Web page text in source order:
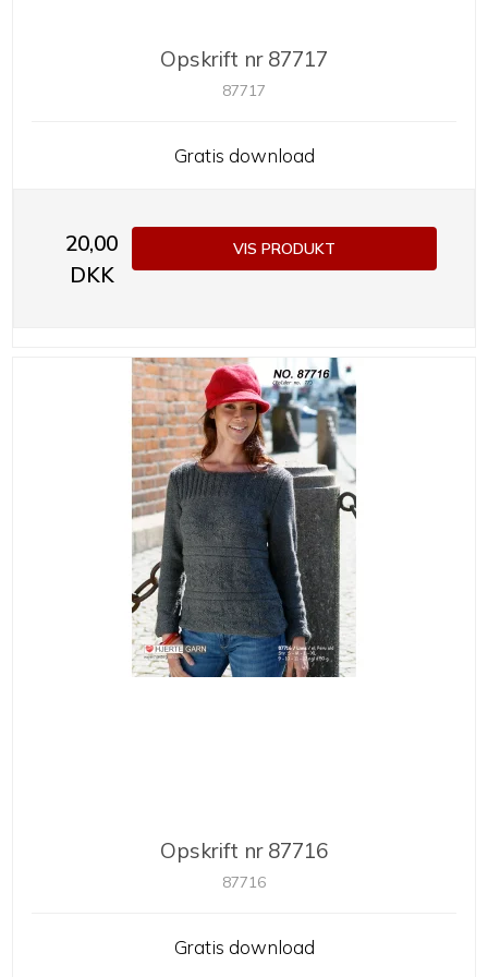
Opskrift nr 87717
87717
Gratis download
20,00
DKK
VIS PRODUKT
Opskrift nr 87716
87716
Gratis download